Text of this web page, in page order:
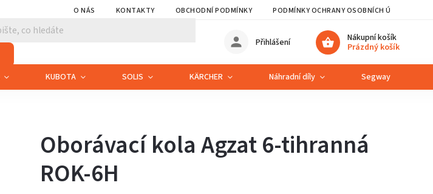
O NÁS KONTAKTY OBCHODNÍ PODMÍNKY PODMÍNKY OCHRANY OSOBNÍCH ÚDAJŮ
Nákupní košík
Prázdný košík
Přihlášení
KUBOTA SOLIS KÄRCHER Náhradní díly Segway
Oborávací kola Agzat 6-tihranná
ROK-6H